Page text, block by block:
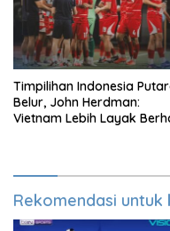
Timpilihan Indonesia
Belur, John Herdman:
Vietnam Lebih Layak
Rekomendasi untuk